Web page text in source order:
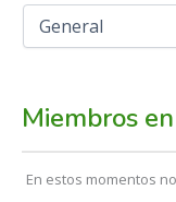
Miembros
En estos momentos